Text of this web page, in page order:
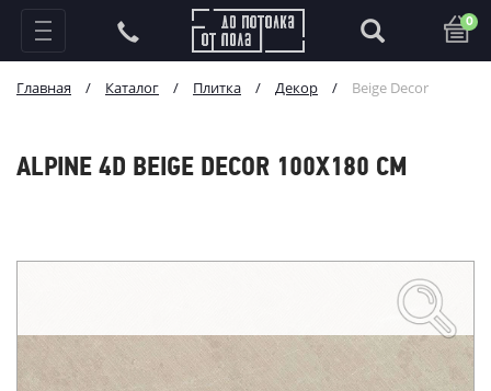
0
Главная / Каталог / Плитка / Декор / Beige Decor
ALPINE 4D BEIGE DECOR 100X180 СМ